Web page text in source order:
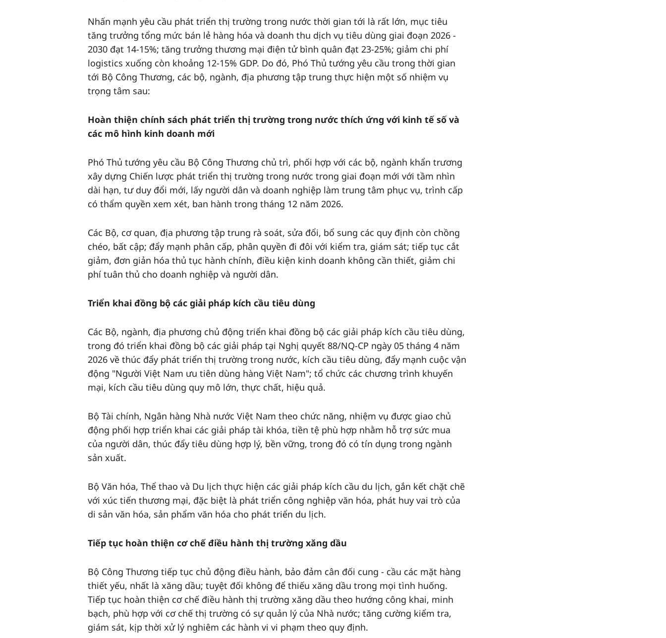
Nhấn mạnh yêu cầu phát triển thị trường trong nước thời gian tới là rất lớn, mục tiêu
tăng trưởng tổng mức bán lẻ hàng hóa và doanh thu dịch vụ tiêu dùng giai đoạn 2026 -
2030 đạt 14-15%; tăng trưởng thương mại điện tử bình quân đạt 23-25%; giảm chi phí
logistics xuống còn khoảng 12-15% GDP. Do đó, Phó Thủ tướng yêu cầu trong thời gian
tới Bộ Công Thương, các bộ, ngành, địa phương tập trung thực hiện một số nhiệm vụ
trọng tâm sau:
Hoàn thiện chính sách phát triển thị trường trong nước thích ứng với kinh tế số và
các mô hình kinh doanh mới
Phó Thủ tướng yêu cầu Bộ Công Thương chủ trì, phối hợp với các bộ, ngành khẩn trương
xây dựng Chiến lược phát triển thị trường trong nước trong giai đoạn mới với tầm nhìn
dài hạn, tư duy đổi mới, lấy người dân và doanh nghiệp làm trung tâm phục vụ, trình cấp
có thẩm quyền xem xét, ban hành trong tháng 12 năm 2026.
Các Bộ, cơ quan, địa phương tập trung rà soát, sửa đổi, bổ sung các quy định còn chồng
chéo, bất cập; đẩy mạnh phân cấp, phân quyền đi đôi với kiểm tra, giám sát; tiếp tục cắt
giảm, đơn giản hóa thủ tục hành chính, điều kiện kinh doanh không cần thiết, giảm chi
phí tuân thủ cho doanh nghiệp và người dân.
Triển khai đồng bộ các giải pháp kích cầu tiêu dùng
Các Bộ, ngành, địa phương chủ động triển khai đồng bộ các giải pháp kích cầu tiêu dùng,
trong đó triển khai đồng bộ các giải pháp tại Nghị quyết 88/NQ-CP ngày 05 tháng 4 năm
2026 về thúc đẩy phát triển thị trường trong nước, kích cầu tiêu dùng, đẩy mạnh cuộc vận
động "Người Việt Nam ưu tiên dùng hàng Việt Nam"; tổ chức các chương trình khuyến
mại, kích cầu tiêu dùng quy mô lớn, thực chất, hiệu quả.
Bộ Tài chính, Ngân hàng Nhà nước Việt Nam theo chức năng, nhiệm vụ được giao chủ
động phối hợp triển khai các giải pháp tài khóa, tiền tệ phù hợp nhằm hỗ trợ sức mua
của người dân, thúc đẩy tiêu dùng hợp lý, bền vững, trong đó có tín dụng trong ngành
sản xuất.
Bộ Văn hóa, Thể thao và Du lịch thực hiện các giải pháp kích cầu du lịch, gắn kết chặt chẽ
với xúc tiến thương mại, đặc biệt là phát triển công nghiệp văn hóa, phát huy vai trò của
di sản văn hóa, sản phẩm văn hóa cho phát triển du lịch.
Tiếp tục hoàn thiện cơ chế điều hành thị trường xăng dầu
Bộ Công Thương tiếp tục chủ động điều hành, bảo đảm cân đối cung - cầu các mặt hàng
thiết yếu, nhất là xăng dầu; tuyệt đối không để thiếu xăng dầu trong mọi tình huống.
Tiếp tục hoàn thiện cơ chế điều hành thị trường xăng dầu theo hướng công khai, minh
bạch, phù hợp với cơ chế thị trường có sự quản lý của Nhà nước; tăng cường kiểm tra,
giám sát, kịp thời xử lý nghiêm các hành vi vi phạm theo quy định.